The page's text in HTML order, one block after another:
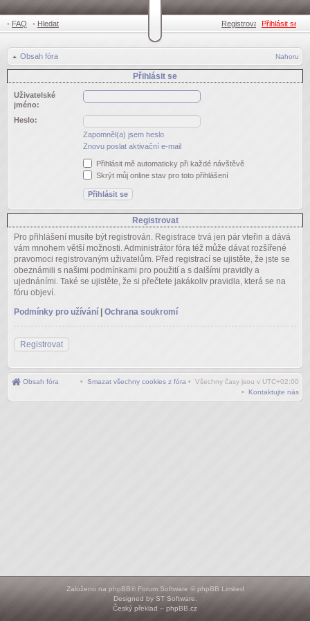
• FAQ • Hledat Registrovat •
Přihlásit se
Obsah fóra Nahoru
Přihlásit se
Uživatelské
jméno:
Heslo:
Zapomněl(a) jsem heslo
Znovu poslat aktivační e-mail
Přihlásit mě automaticky při každé návštěvě
Skrýt můj online stav pro toto přihlášení
Registrovat
Pro přihlášení musíte být registrován. Registrace trvá jen pár vteřin a dává
vám mnohem větší možnosti. Administrátor fóra též může dávat rozšířené
pravomoci registrovaným uživatelům. Před registrací se ujistěte, že jste se
obeznámili s našimi podmínkami pro použití a s dalšími pravidly a
ujednáními. Také se ujistěte, že si přečtete jakákoliv pravidla, která se na
fóru objeví.
Podmínky pro užívání
Ochrana soukromí
Registrovat
Obsah fóra • Všechny časy jsou v UTC+02:00
• Smazat všechny cookies z fóra
• Kontaktujte nás
Založeno na phpBB® Forum Software © phpBB Limited
Designed by ST Software
Český překlad – phpBB.cz